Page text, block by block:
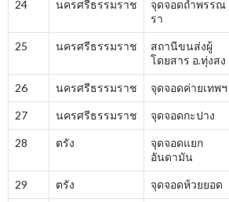
24 นครศรีธรรมราช
จุดจอดถ้ำพรรณ
รา
25 นครศรีธรรมราช
สถานีขนส่งผู้
โดยสาร อ.ทุ่งสง
26 นครศรีธรรมราช จุดจอดค่ายเทพฯ
27 นครศรีธรรมราช จุดจอดกะปาง
28 ตรัง
จุดจอดแยก
อันดามัน
29 ตรัง จุดจอดห้วยยอด